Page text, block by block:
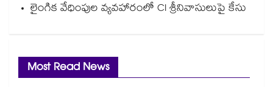
లైంగిక వేధింపుల వ్యవహారంలో CI శ్రీనివాసులుపై కేసు
Most Read News